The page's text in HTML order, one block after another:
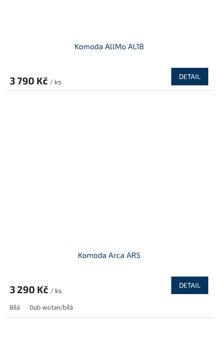
Komoda AllMo AL18
3 790 Kč / ks
DETAIL
Komoda Arca AR5
3 290 Kč / ks
DETAIL
Bílá Dub wotan/bílá